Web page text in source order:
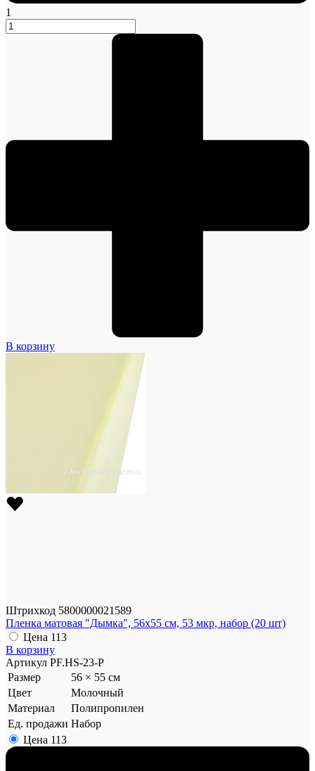
1
В корзину
Штрихкод 5800000021589
Пленка матовая "Дымка", 56x55 см, 53 мкр, набор (20 шт)
Цена 113
В корзину
Артикул PF.HS-23-P
Размер
56 × 55 см
Цвет
Молочный
Материал
Полипропилен
Ед. продажи Набор
Цена 113